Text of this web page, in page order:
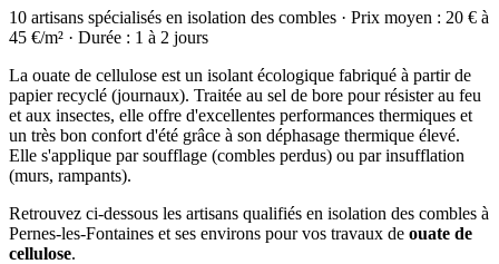
10 artisans spécialisés en isolation des combles · Prix moyen : 20 € à
45 €/m² · Durée : 1 à 2 jours
La ouate de cellulose est un isolant écologique fabriqué à partir de
papier recyclé (journaux). Traitée au sel de bore pour résister au feu
et aux insectes, elle offre d'excellentes performances thermiques et
un très bon confort d'été grâce à son déphasage thermique élevé.
Elle s'applique par soufflage (combles perdus) ou par insufflation
(murs, rampants).
Retrouvez ci-dessous les artisans qualifiés en isolation des combles à
Pernes-les-Fontaines et ses environs pour vos travaux de ouate de
cellulose.